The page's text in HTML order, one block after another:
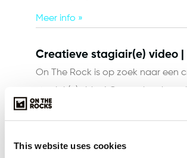
This website uses cookies
Meer info »
Creatieve stagiair(e) video |
On The Rock is op zoek naar een
Nijmegen. The sky is not the limit,
Meer info »